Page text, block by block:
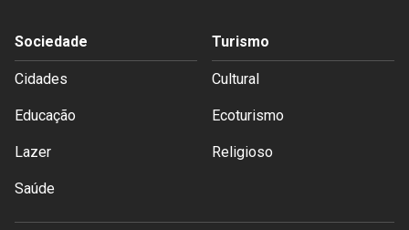
Sociedade
Cidades
Educação
Lazer
Saúde
Turismo
Cultural
Ecoturismo
Religioso